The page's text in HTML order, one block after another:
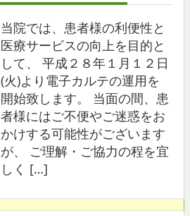
当院では、患者様の利便性と
医療サービスの向上を目的と
して、 平成２８年１月１２日
(火)より電子カルテの運用を
開始致します。 当面の間、患
者様にはご不便やご迷惑をお
かけする可能性がございます
が、 ご理解・ご協力の程を宜
しく […]